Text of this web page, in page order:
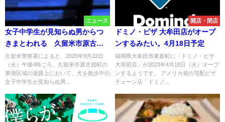
ニュース
女子中学生が見知らぬ男からつ
きまとわれる 久留米市原古賀
町の路上で
久留米警察署によると、2020年9月22日
（火）午後4時ごろ、久留米市原古賀町の
東側区域の道路上において、犬を散歩中の
女子中学生が見知らぬ男...
開店・閉店
ドミノ・ピザ 大牟田店がオープ
ンするみたい。4月18日予定
福岡県大牟田市東新町に「ドミノ・ピザ
大牟田店」が2023年4月18日（火）オープ
ンするようです。 アメリカ発の宅配ピザ
チェーン店「ドミノ...